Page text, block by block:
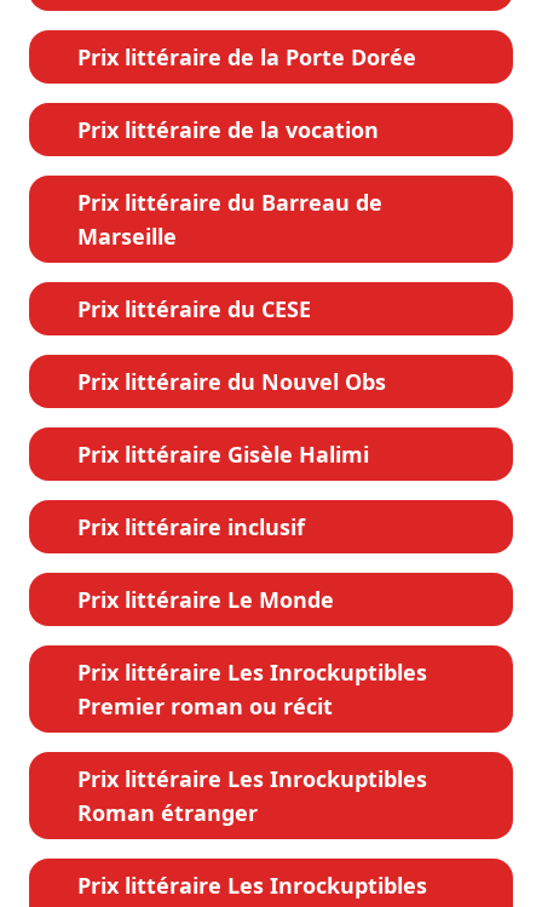
Prix littéraire de la Porte Dorée
Prix littéraire de la vocation
Prix littéraire du Barreau de
Marseille
Prix littéraire du CESE
Prix littéraire du Nouvel Obs
Prix littéraire Gisèle Halimi
Prix littéraire inclusif
Prix littéraire Le Monde
Prix littéraire Les Inrockuptibles
Premier roman ou récit
Prix littéraire Les Inrockuptibles
Roman étranger
Prix littéraire Les Inrockuptibles